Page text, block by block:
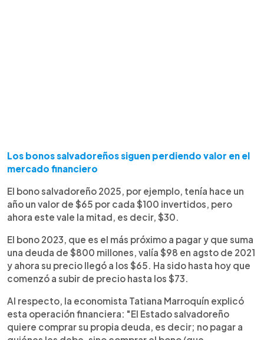
Los bonos salvadoreños siguen perdiendo valor en el
mercado financiero
El bono salvadoreño 2025, por ejemplo, tenía hace un
año un valor de $65 por cada $100 invertidos, pero
ahora este vale la mitad, es decir, $30.
El bono 2023, que es el más próximo a pagar y que suma
una deuda de $800 millones, valía $98 en agsto de 2021
y ahora su precio llegó a los $65. Ha sido hasta hoy que
comenzó a subir de precio hasta los $73.
Al respecto, la economista Tatiana Marroquín explicó
esta operación financiera: "El Estado salvadoreño
quiere comprar su propia deuda, es decir; no pagar a